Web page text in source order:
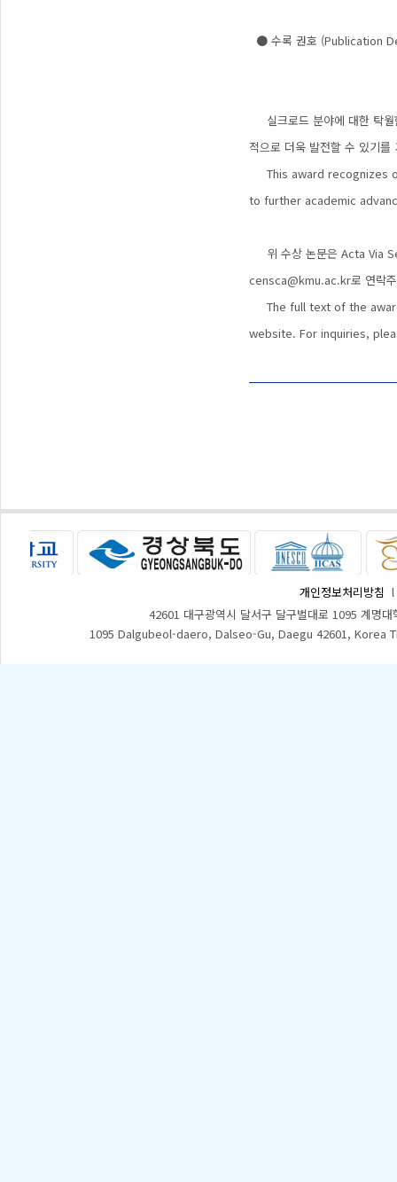
● 수록 권호 (Publication
실크로드 분야에 대한 탁월
적으로 더욱 발전할 수 있기를
This award recognizes
to further academic
위 수상 논문은 Acta Via
censca@kmu.ac.kr로 연락
The full text of the
website. For inquiries,
개인정보처리방침
42601 대구광역시 달서구 달구벌대로 1095 계명대
1095 Dalgubeol-daero, Dalseo-Gu, Daegu 42601,